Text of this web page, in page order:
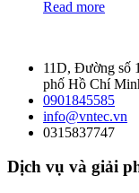
Read more
11D, Đường số
phố Hồ Chí
0901845585
info@vntec.vn
0315837747
Dịch vụ và giải